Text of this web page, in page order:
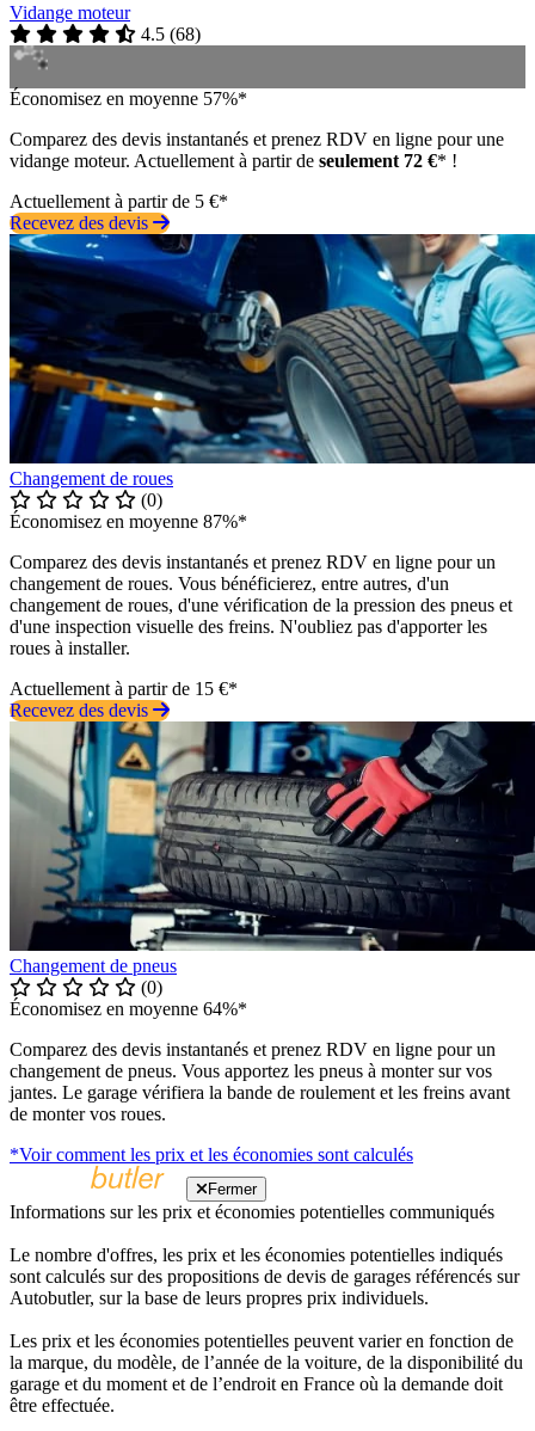
Vidange moteur
4.5 (68)
Économisez en moyenne 57%*
Comparez des devis instantanés et prenez RDV en ligne pour une
vidange moteur. Actuellement à partir de seulement 72 €* !
Actuellement à partir de 5 €*
Recevez des devis
Changement de roues
(0)
Économisez en moyenne 87%*
Comparez des devis instantanés et prenez RDV en ligne pour un
changement de roues. Vous bénéficierez, entre autres, d'un
changement de roues, d'une vérification de la pression des pneus et
d'une inspection visuelle des freins. N'oubliez pas d'apporter les
roues à installer.
Actuellement à partir de 15 €*
Recevez des devis
Changement de pneus
(0)
Économisez en moyenne 64%*
Comparez des devis instantanés et prenez RDV en ligne pour un
changement de pneus. Vous apportez les pneus à monter sur vos
jantes. Le garage vérifiera la bande de roulement et les freins avant
de monter vos roues.
*Voir comment les prix et les économies sont calculés
Fermer
Informations sur les prix et économies potentielles communiqués
Le nombre d'offres, les prix et les économies potentielles indiqués
sont calculés sur des propositions de devis de garages référencés sur
Autobutler, sur la base de leurs propres prix individuels.
Les prix et les économies potentielles peuvent varier en fonction de
la marque, du modèle, de l’année de la voiture, de la disponibilité du
garage et du moment et de l’endroit en France où la demande doit
être effectuée.